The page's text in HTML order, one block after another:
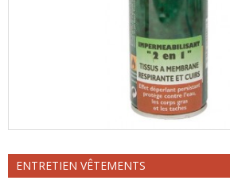
ENTRETIEN VÊTEMENTS